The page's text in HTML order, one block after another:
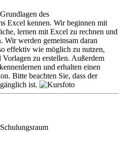
des
Excel kennen. Wir beginnen mit
lernen mit Excel zu rechnen und
Wir werden gemeinsam daran
effektiv wie möglich zu nutzen,
zu erstellen. Außerdem
und erhalten einen
Bitte beachten Sie, dass der
ist.